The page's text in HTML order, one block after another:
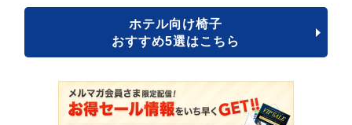
ホテル向け椅子
おすすめ5選はこちら